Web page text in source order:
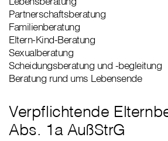
Partnerschaftsberatung
Familienberatung
Eltern-Kind-Beratung
Sexualberatung
Scheidungsberatung und -begleitung
Beratung rund ums Lebensende
Verpflichtende
Abs. 1a AußStrG